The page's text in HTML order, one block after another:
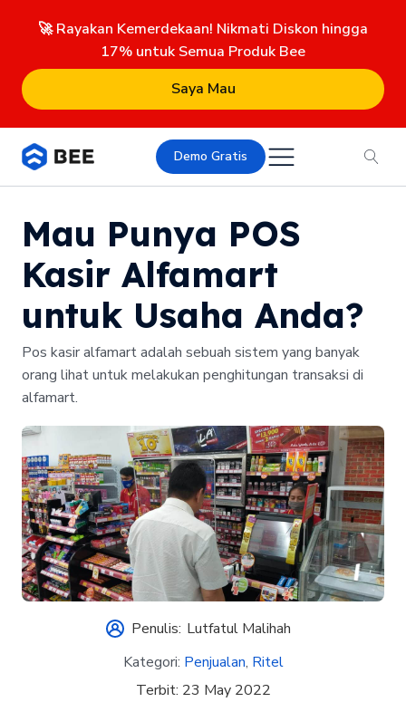
🚀 Rayakan Kemerdekaan! Nikmati Diskon hingga
17% untuk Semua Produk Bee
Saya Mau
Demo Gratis
Mau Punya POS
Kasir Alfamart
untuk Usaha Anda?
Pos kasir alfamart adalah sebuah sistem yang banyak
orang lihat untuk melakukan penghitungan transaksi di
alfamart.
Penulis: Lutfatul Malihah
Kategori: Penjualan, Ritel
Terbit: 23 May 2022